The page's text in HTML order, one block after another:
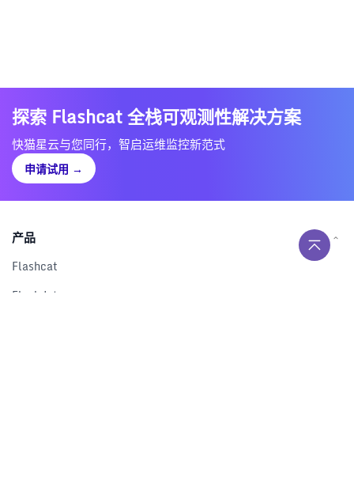
探索 Flashcat 全栈可观测性解决方案
快猫星云与您同行，智启运维监控新范式
申请试用 →
产品
Flashcat
Flashduty